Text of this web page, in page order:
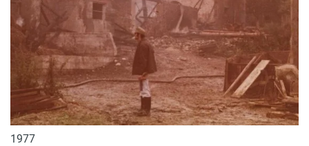
1977